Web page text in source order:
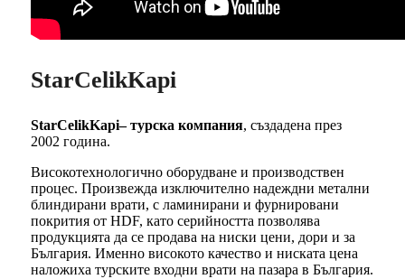
StarCelikKapi
StarCelikKapi– турска компания, създадена през
2002 година.
Високотехнологично оборудване и производствен
процес. Произвежда изключително надеждни метални
блиндирани врати, с ламинирани и фурнировани
покрития от HDF, като серийността позволява
продукцията да се продава на ниски цени, дори и за
България. Именно високото качество и ниската цена
наложиха турските входни врати на пазара в България.